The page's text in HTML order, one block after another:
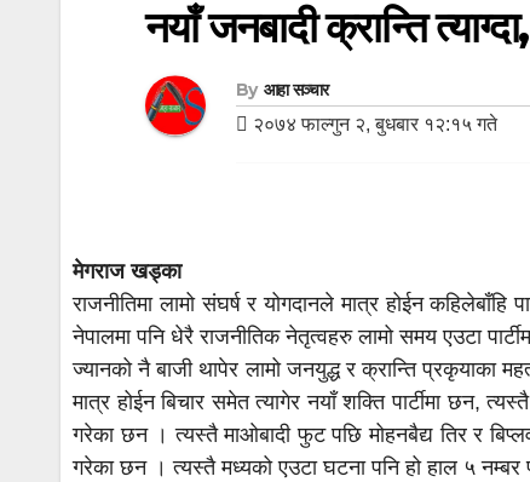
नयाँ जनबादी क्रान्ति
By आहा सञ्चार
२०७४ फाल्गुन २, बुधबार १२:१५ गते
मेगराज खड्का
राजनीतिमा लामो संघर्ष र योगदानले मात्र होईन
नेपालमा पनि धेरै राजनीतिक नेतृत्वहरु लामो समय एउटा
ज्यानको नै बाजी थापेर लामो जनयुद्ध र क्रान्ति प्रकृयाका
मात्र होईन बिचार समेत त्यागेर नयाँ शक्ति पार्टीमा छन,
गरेका छन । त्यस्तै माओबादी फुट पछि मोहनबैद्य तिर र
गरेका छन । त्यस्तै मध्यको एउटा घटना पनि हो हाल ५ नम्बर